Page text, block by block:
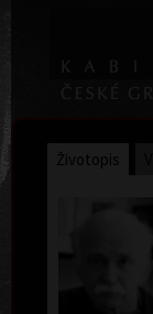
Životopis